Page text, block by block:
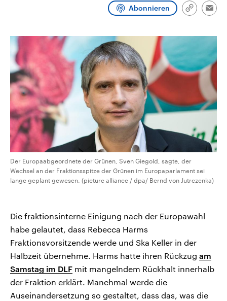
Abonnieren
Link
Der Europaabgeordnete der Grünen, Sven Giegold, sagte, der
Wechsel an der Fraktionsspitze der Grünen im Europaparlament sei
lange geplant gewesen. (picture alliance / dpa/ Bernd von Jutrczenka)
Die fraktionsinterne Einigung nach der Europawahl
habe gelautet, dass Rebecca Harms
Fraktionsvorsitzende werde und Ska Keller in der
Halbzeit übernehme. Harms hatte ihren Rückzug am
Samstag im DLF mit mangelndem Rückhalt innerhalb
der Fraktion erklärt. Manchmal werde die
Auseinandersetzung so gestaltet, dass das, was die